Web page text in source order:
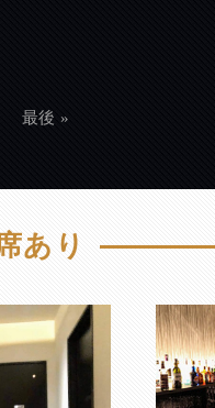
最後 »
あり